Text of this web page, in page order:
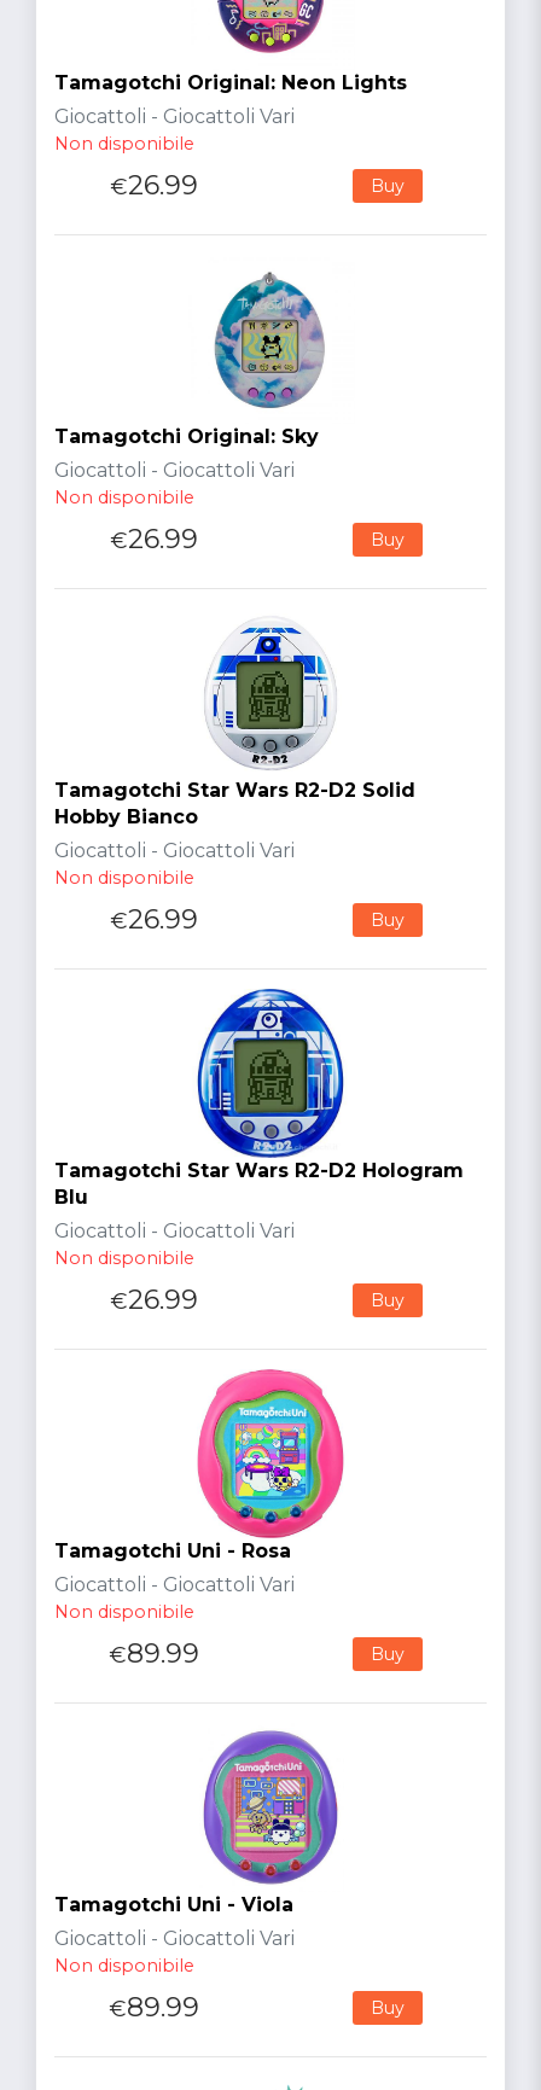
Tamagotchi Original: Neon Lights
Giocattoli - Giocattoli Vari
Non disponibile
€26.99 Buy
Tamagotchi Original: Sky
Giocattoli - Giocattoli Vari
Non disponibile
€26.99 Buy
Tamagotchi Star Wars R2-D2 Solid
Hobby Bianco
Giocattoli - Giocattoli Vari
Non disponibile
€26.99 Buy
Tamagotchi Star Wars R2-D2 Hologram
Blu
Giocattoli - Giocattoli Vari
Non disponibile
€26.99 Buy
Tamagotchi Uni - Rosa
Giocattoli - Giocattoli Vari
Non disponibile
€89.99 Buy
Tamagotchi Uni - Viola
Giocattoli - Giocattoli Vari
Non disponibile
€89.99 Buy